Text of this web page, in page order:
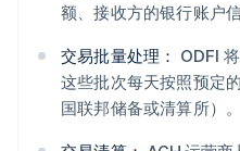
额、接收方的银行账户
交易批量处理： ODFI
这些批次每天按照预定
国联邦储备或清算所）。